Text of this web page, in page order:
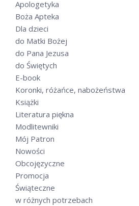
Apologetyka
Boża Apteka
Dla dzieci
do Matki Bożej
do Pana Jezusa
do Świętych
E-book
Koronki, różańce, nabożeństwa
Książki
Literatura piękna
Modlitewniki
Mój Patron
Nowości
Obcojęzyczne
Promocja
Świąteczne
w różnych potrzebach